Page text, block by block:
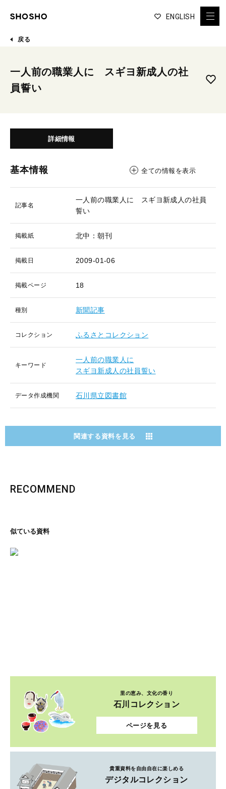
ENGLISH
戻る
一人前の職業人に スギヨ新成人の社
員誓い
詳細情報
基本情報 全ての情報を表示
記事名
一人前の職業人に スギヨ新成人の社員
誓い
掲載紙 北中：朝刊
掲載日 2009-01-06
掲載ページ 18
種別 新聞記事
コレクション ふるさとコレクション
キーワード
一人前の職業人に
スギヨ新成人の社員誓い
データ作成機関 石川県立図書館
関連する資料を見る
RECOMMEND
似ている資料
貴重資料を自由自在に楽しめる
デジタルコレクション
ページを見る
ルーツを紐解き、郷土を知ろう
ふるさとコレクション